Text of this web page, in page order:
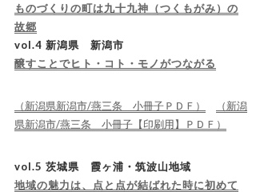
ものづくりの町は九十九神（つくもがみ）の
故郷
vol.4 新潟県 新潟市
醸すことでヒト・コト・モノがつながる
（新潟県新潟市/燕三条 小冊子ＰＤＦ）
（新潟
県新潟市/燕三条 小冊子【印刷用】ＰＤＦ）
vol.5 茨城県 霞ヶ浦・筑波山地域
地域の魅力は、点と点が結ばれた時に初めて